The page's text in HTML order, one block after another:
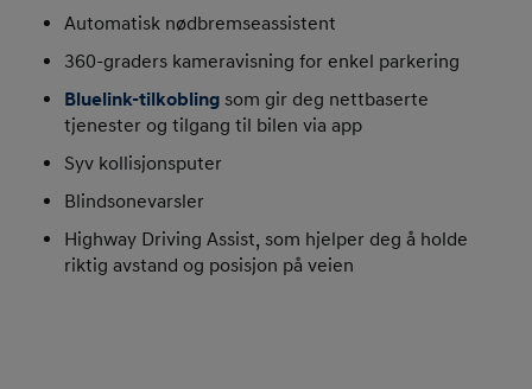
Automatisk nødbremseassistent
360-graders kameravisning for enkel parkering
Bluelink-tilkobling som gir deg nettbaserte
tjenester og tilgang til bilen via app
Syv kollisjonsputer
Blindsonevarsler
Highway Driving Assist, som hjelper deg å holde
riktig avstand og posisjon på veien